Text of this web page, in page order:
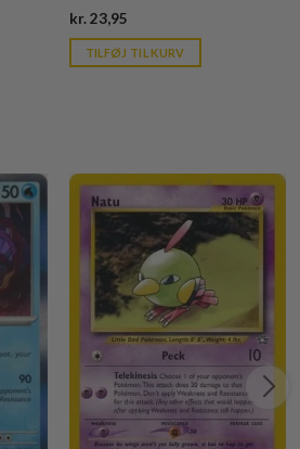
kr.23,95Current
is:
kr. 39,95.
TILFØJ TIL KURV